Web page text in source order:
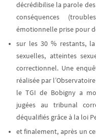
décrédibilise la parole
conséquences
émotionnelle prise pour
sur les 30 % restants,
sexuelles, atteintes
correctionnel.Une
réalisée par
le TGI de Bobigny a
jugées au tribunal
déqualifiésgrâce à la loi
et finalement, après un